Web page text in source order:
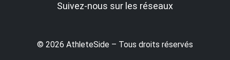
Suivez-nous sur les réseaux
© 2026 AthleteSide – Tous droits réservés